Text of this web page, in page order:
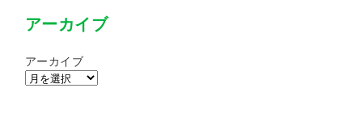
アーカイブ
アーカイブ